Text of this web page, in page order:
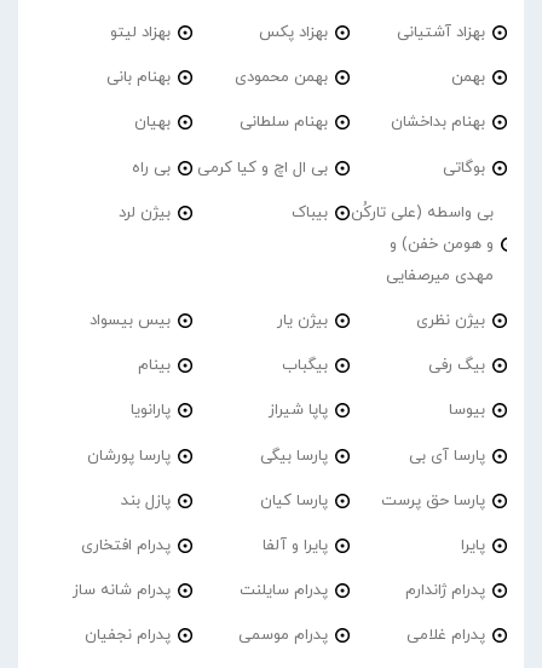
بهزاد آشتیانی بهزاد پکس بهزاد لیتو
بهمن بهمن محمودی بهنام بانی
بهنام بداخشان بهنام سلطانی بهیان
بوگاتی بی ال اچ و کیا کرمی بی راه
بی واسطه (علی تارکُن
و هومن خفن) و
مهدی میرصفایی
بیباک بیژن لرد
بیژن نظری بیژن یار بیس بیسواد
بیگ رفی بیگباب بینام
بیوسا پاپا شیراز پارانویا
پارسا آی بی پارسا بیگی پارسا پورشان
پارسا حق پرست پارسا کیان پازل بند
پایرا پایرا و آلفا پدرام افتخاری
پدرام ژاندارم پدرام‌ سایلنت پدرام شانه ساز
پدرام غلامی پدرام موسمی پدرام نجفیان